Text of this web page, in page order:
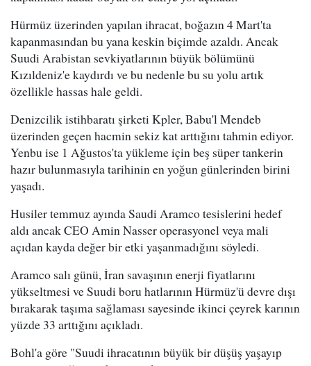
Hürmüz üzerinden yapılan ihracat, boğazın 4 Mart'ta
kapanmasından bu yana keskin biçimde azaldı. Ancak
Suudi Arabistan sevkiyatlarının büyük bölümünü
Kızıldeniz'e kaydırdı ve bu nedenle bu su yolu artık
özellikle hassas hale geldi.
Denizcilik istihbaratı şirketi Kpler, Babu'l Mendeb
üzerinden geçen hacmin sekiz kat arttığını tahmin ediyor.
Yenbu ise 1 Ağustos'ta yükleme için beş süper tankerin
hazır bulunmasıyla tarihinin en yoğun günlerinden birini
yaşadı.
Husiler temmuz ayında Saudi Aramco tesislerini hedef
aldı ancak CEO Amin Nasser operasyonel veya mali
açıdan kayda değer bir etki yaşanmadığını söyledi.
Aramco salı günü, İran savaşının enerji fiyatlarını
yükseltmesi ve Suudi boru hatlarının Hürmüz'ü devre dışı
bırakarak taşıma sağlaması sayesinde ikinci çeyrek karının
yüzde 33 arttığını açıkladı.
Bohl'a göre "Suudi ihracatının büyük bir düşüş yaşayıp